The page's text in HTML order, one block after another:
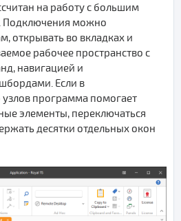
на работу с большим
Подключения можно
открывать во вкладках и
рабочее пространство с
навигацией и
Если в
программа помогает
элементы, переключаться
десятки отдельных окон